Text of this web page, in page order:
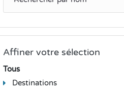
Affiner votre sélection
Tous
Destinations